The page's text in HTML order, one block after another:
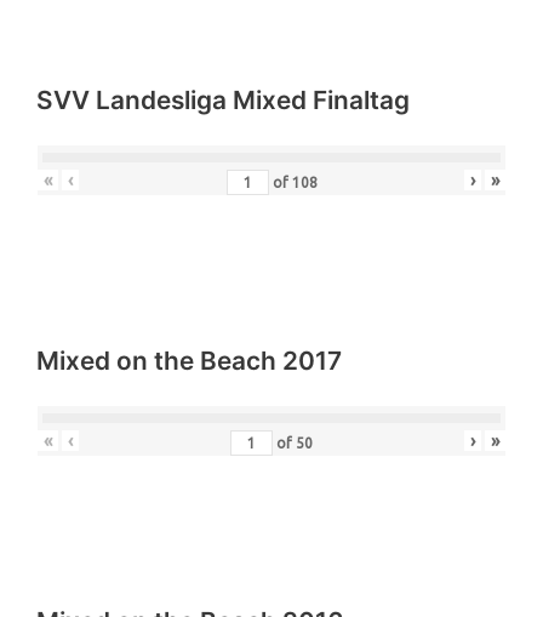
SVV Landesliga Mixed Finaltag
« ‹ of 108 › »
Mixed on the Beach 2017
« ‹ of 50 › »